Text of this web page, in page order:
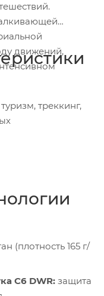
движений,
треккинг,
(плотность 165 г/
C6 DWR: защита